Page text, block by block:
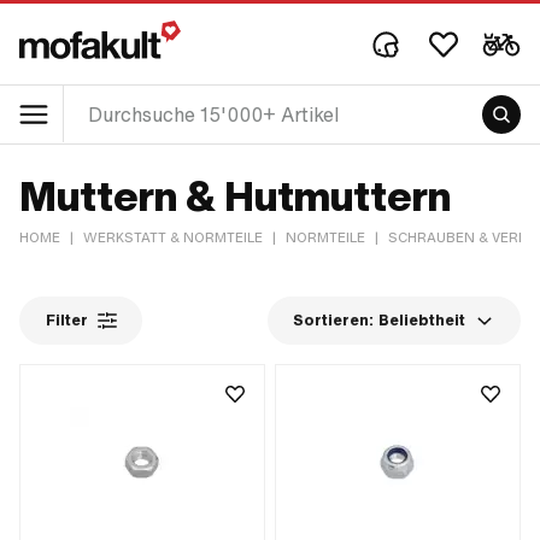
Muttern & Hutmuttern
HOME | WERKSTATT & NORMTEILE | NORMTEILE | SCHRAUBEN &
Filter Sortieren: Beliebtheit